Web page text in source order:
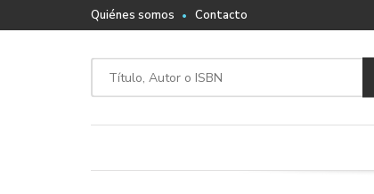
Quiénes somos Contacto